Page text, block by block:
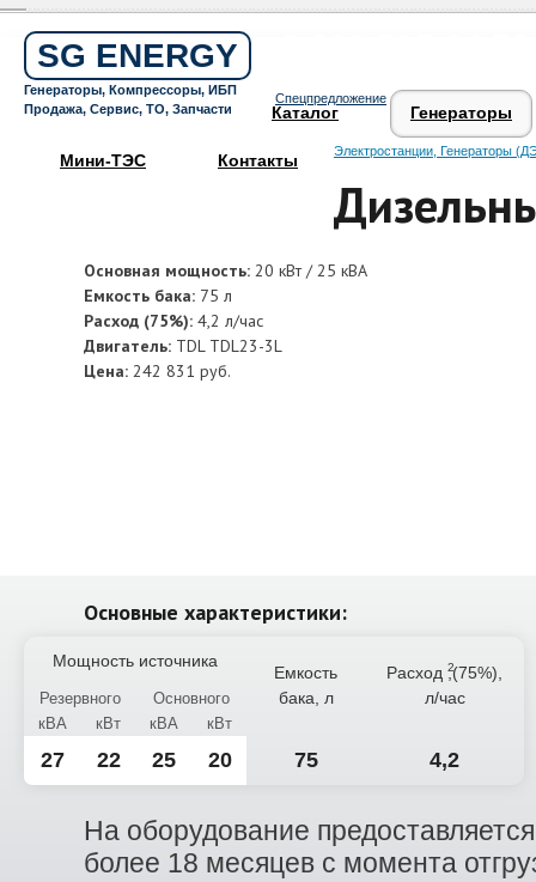
SG ENERGY
Генераторы, Компрессоры, ИБП
Продажа, Сервис, ТО, Запчасти
Спецпредложение
Каталог Генераторы
Мини-ТЭС Контакты Электростанции, Генераторы
Основная мощность: 20 кВт / 25 кВА
Емкость бака: 75 л
Расход (75%): 4,2 л/час
Двигатель: TDL TDL23-3L
Цена: 242 831 руб.
Основные характеристики:
Мощность источника
Емкость
бака, л
Расход ,(75%),
л/час
Резервного
Основного
кВА
кВт кВА кВт
27 22 25 20 75 4,2
На оборудование
более 18 месяцев с момента